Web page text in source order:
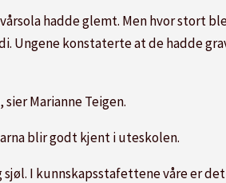
hadde glemt. Men hvor stort
konstaterte at de hadde
Marianne Teigen.
blir godt kjent i uteskolen.
I kunnskapsstafettene våre er